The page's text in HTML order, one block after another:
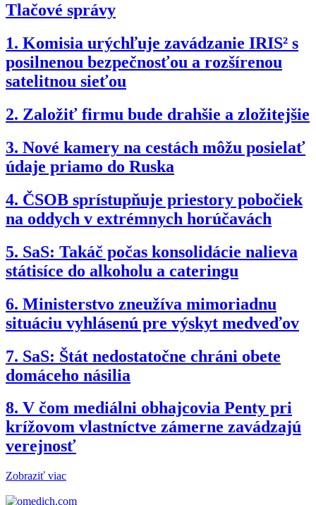
Tlačové správy
1. Komisia urýchľuje zavádzanie IRIS² s
posilnenou bezpečnosťou a rozšírenou
satelitnou sieťou
2. Založiť firmu bude drahšie a zložitejšie
3. Nové kamery na cestách môžu posielať
údaje priamo do Ruska
4. ČSOB sprístupňuje priestory pobočiek
na oddych v extrémnych horúčavách
5. SaS: Takáč počas konsolidácie nalieva
státisíce do alkoholu a cateringu
6. Ministerstvo zneužíva mimoriadnu
situáciu vyhlásenú pre výskyt medveďov
7. SaS: Štát nedostatočne chráni obete
domáceho násilia
8. V čom mediálni obhajcovia Penty pri
krížovom vlastníctve zámerne zavádzajú
verejnosť
Zobraziť viac